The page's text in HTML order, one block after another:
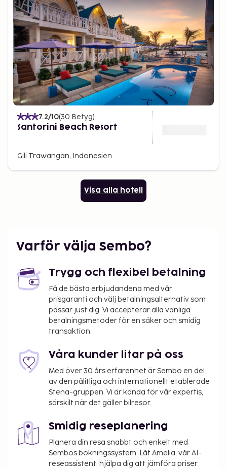
7.2/10(30 Betyg)
Santorini Beach Resort
Gili Trawangan, Indonesien
Visa alla hotell
Varför välja Sembo?
Trygg och flexibel betalning
Få de bästa erbjudandena med vår
prisgaranti och välj betalningsalternativ som
passar just dig. Vi accepterar alla vanliga
betalningsmetoder för en säker och smidig
transaktion.
Våra kunder litar på oss
Med över 30 års erfarenhet är Sembo en del
av den pålitliga och internationellt etablerade
Stena-gruppen. Vi är kända för vår expertis,
särskilt när det gäller bilresor.
Smidig reseplanering
Planera din resa snabbt och enkelt med
Sembos bokningssystem. Låt Amelia, vår AI-
reseassistent, hjälpa dig att jämföra priser